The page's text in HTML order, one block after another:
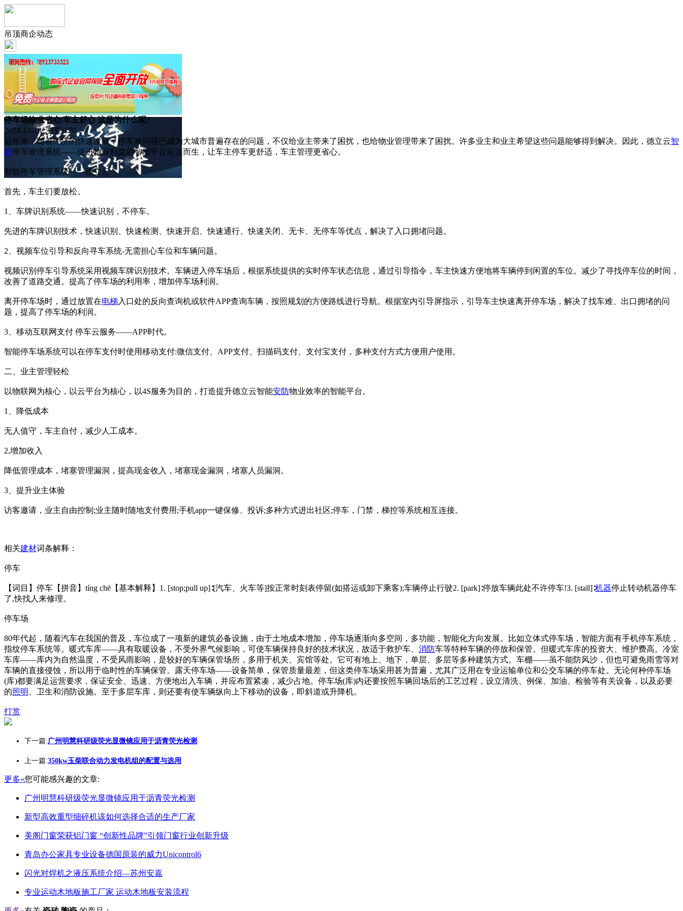
吊顶商企动态
停车场物业省心 车主舒心 这是为什么呢?
2024-11-18 浏览:170
近年来，随着经济的快速发展，停车难问题已成为大城市普遍存在的问题，不仅给业主带来了困扰，也给物业管理带来了困扰。许多业主和业主希望这些问题能够得到解决。因此，德立云智
能停车管理系统——促进物业利益的智能平台应运而生，让车主停车更舒适，车主管理更省心。
智能停车管理系统——德立云
首先，车主们要放松。
1、车牌识别系统——快速识别，不停车。
先进的车牌识别技术，快速识别、快速检测、快速开启、快速通行、快速关闭、无卡、无停车等优点，解决了入口拥堵问题。
2、视频车位引导和反向寻车系统-无需担心车位和车辆问题。
视频识别停车引导系统采用视频车牌识别技术。车辆进入停车场后，根据系统提供的实时停车状态信息，通过引导指令，车主快速方便地将车辆停到闲置的车位。减少了寻找停车位的时间，
改善了道路交通。提高了停车场的利用率，增加停车场利润。
离开停车场时，通过放置在电梯入口处的反向查询机或软件APP查询车辆，按照规划的方便路线进行导航。根据室内引导屏指示，引导车主快速离开停车场，解决了找车难、出口拥堵的问
题，提高了停车场的利润。
3、移动互联网支付 停车云服务——APP时代。
智能停车场系统可以在停车支付时使用移动支付:微信支付、APP支付、扫描码支付、支付宝支付，多种支付方式方便用户使用。
二、业主管理轻松
以物联网为核心，以云平台为核心，以4S服务为目的，打造提升德立云智能安防物业效率的智能平台。
1、降低成本
无人值守，车主自付，减少人工成本。
2,增加收入
降低管理成本，堵塞管理漏洞，提高现金收入，堵塞现金漏洞，堵塞人员漏洞。
3、提升业主体验
访客邀请，业主自由控制;业主随时随地支付费用;手机app一键保修、投诉;多种方式进出社区;停车，门禁，梯控等系统相互连接。
相关建材词条解释：
停车
【词目】停车【拼音】tíng chē【基本解释】1. [stop;pull up]∶[汽车、火车等]按正常时刻表停留(如搭运或卸下乘客);车辆停止行驶2. [park]∶停放车辆此处不许停车!3. [stall]∶机器停止转动机器停车
了,快找人来修理。
停车场
80年代起，随着汽车在我国的普及，车位成了一项新的建筑必备设施，由于土地成本增加，停车场逐渐向多空间，多功能，智能化方向发展。比如立体式停车场，智能方面有手机停车系统，
指纹停车系统等。暖式车库——具有取暖设备，不受外界气候影响，可使车辆保持良好的技术状况，故适于救护车、 消防车等特种车辆的停放和保管。但暖式车库的投资大、维护费高。冷室
车库——库内为自然温度，不受风雨影响，是较好的车辆保管场所，多用于机关、宾馆等处。它可有地上、地下，单层、多层等多种建筑方式。车棚——虽不能防风沙，但也可避免雨雪等对
车辆的直接侵蚀，所以用于临时性的车辆保管。露天停车场——设备简单，保管质量最差，但这类停车场采用甚为普遍，尤其广泛用在专业运输单位和公交车辆的停车处。无论何种停车场
(库)都要满足运营要求，保证安全、迅速、方便地出入车辆，并应布置紧凑，减少占地。停车场(库)内还要按照车辆回场后的工艺过程，设立清洗、例保、加油、检验等有关设备，以及必要
的照明 、卫生和消防设施。至于多层车库，则还要有使车辆纵向上下移动的设备，即斜道或升降机。
打赏
下一篇:广州明慧科研级荧光显微镜应用于沥青荧光检测
上一篇:350kw玉柴联合动力发电机组的配置与选用
更多»您可能感兴趣的文章:
广州明慧科研级荧光显微镜应用于沥青荧光检测
新型高效重型细碎机该如何选择合适的生产厂家
美阁门窗荣获铝门窗 “创新性品牌”引领门窗行业创新升级
青岛办公家具专业设备德国原装的威力Unicontrol6
闪光对焊机之液压系统介绍—苏州安嘉
专业运动木地板施工厂家 运动木地板安装流程